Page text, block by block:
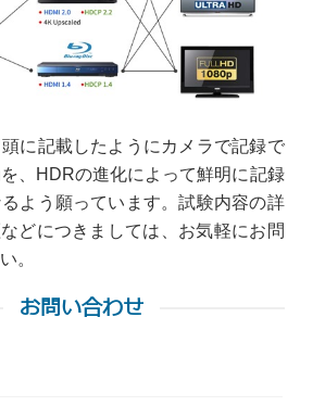
に記載したようにカメラで記録で
、HDRの進化によって鮮明に記録
よう願っています。試験内容の詳
どにつきましては、お気軽にお問
。
お問い合わせ